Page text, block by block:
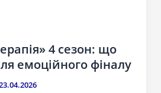
4 сезон: що
емоційного фіналу